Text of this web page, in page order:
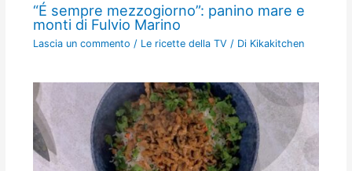
“É sempre mezzogiorno”: panino mare e
monti di Fulvio Marino
Lascia un commento / Le ricette della TV / Di Kikakitchen